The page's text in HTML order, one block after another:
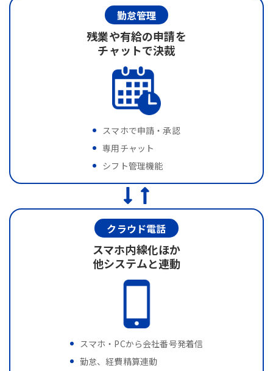
勤怠管理
残業や有給の申請を
チャットで決裁
スマホで申請・承認
専用チャット
シフト管理機能
クラウド電話
スマホ内線化ほか
他システムと連動
スマホ・PCから会社番号発着信
勤怠、経費精算連動